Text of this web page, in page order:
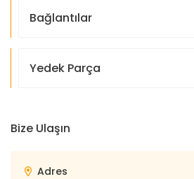
Bağlantılar
Yedek Parça
Bize Ulaşın
Adres